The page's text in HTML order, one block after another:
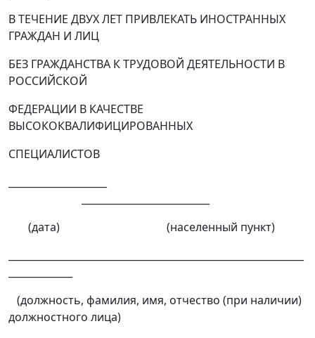
В ТЕЧЕНИЕ ДВУХ ЛЕТ ПРИВЛЕКАТЬ ИНОСТРАННЫХ
ГРАЖДАН И ЛИЦ
БЕЗ ГРАЖДАНСТВА К ТРУДОВОЙ ДЕЯТЕЛЬНОСТИ В
РОССИЙСКОЙ
ФЕДЕРАЦИИ В КАЧЕСТВЕ
ВЫСОКОКВАЛИФИЦИРОВАННЫХ
СПЕЦИАЛИСТОВ
(дата) (населенный пункт)
(должность, фамилия, имя, отчество (при наличии)
должностного лица)